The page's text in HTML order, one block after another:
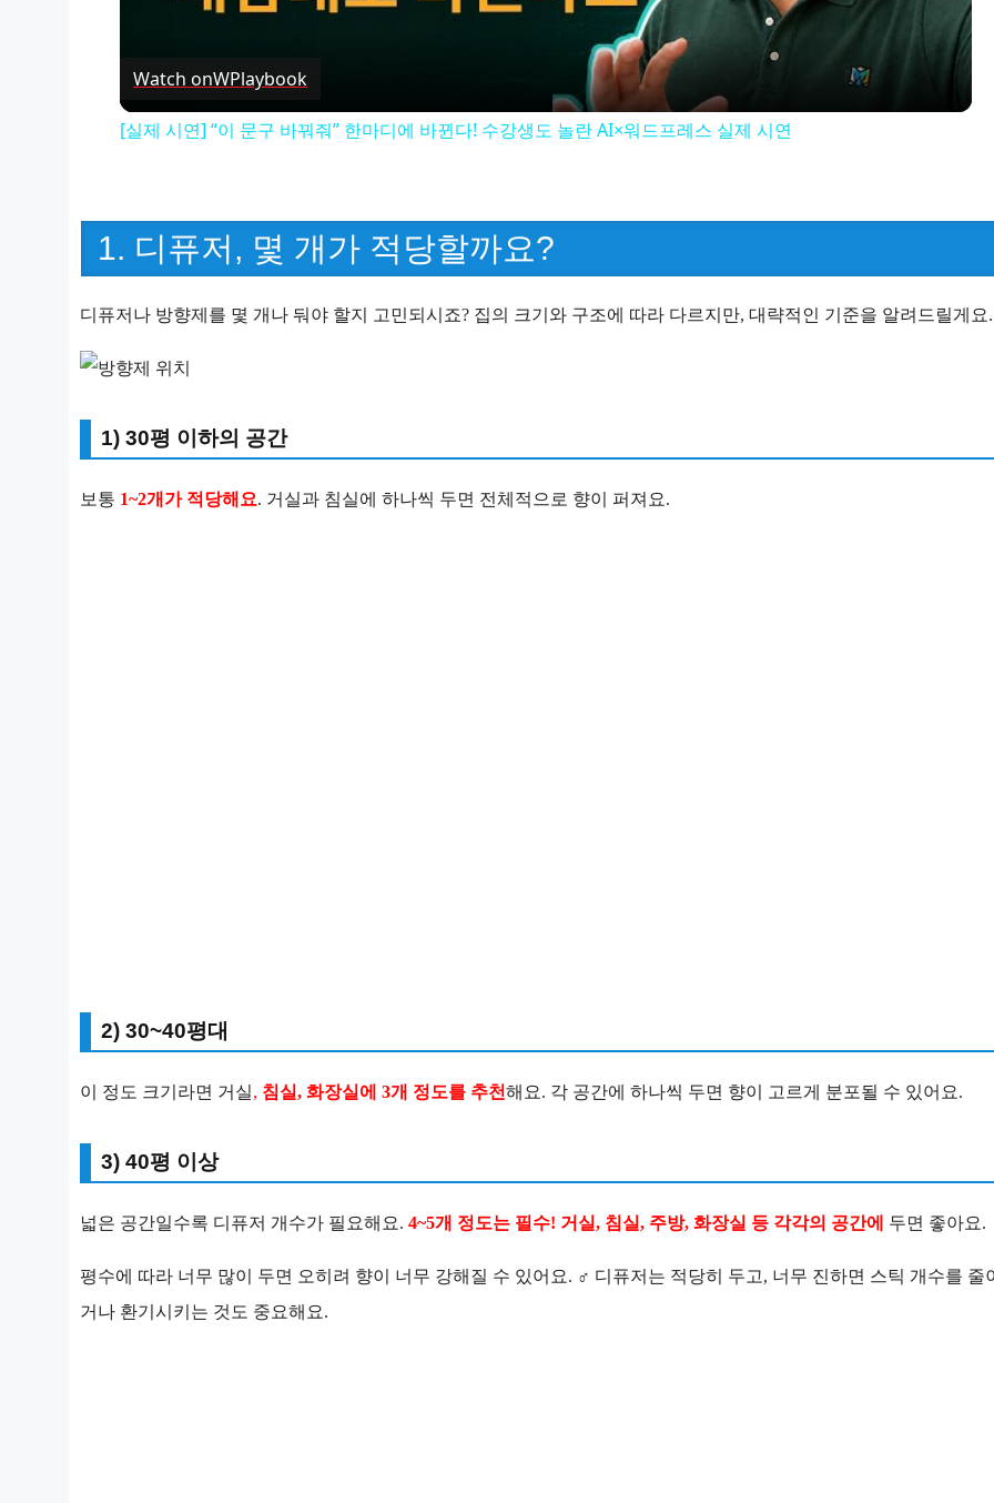
Watch onWPlaybook
[실제 시연] “이 문구 바꿔줘” 한마디에 바뀐다! 수강생도 놀란 AI×워드프레스 실제 시연
1. 디퓨저, 몇 개가 적당할까요?
디퓨저나 방향제를 몇 개나 둬야 할지 고민되시죠? 집의 크기와 구조에 따라 다르지만, 대략적인 기준을 알려드릴게요.
1) 30평 이하의 공간
보통 1~2개가 적당해요. 거실과 침실에 하나씩 두면 전체적으로 향이 퍼져요.
2) 30~40평대
이 정도 크기라면 거실, 침실, 화장실에 3개 정도를 추천해요. 각 공간에 하나씩 두면 향이 고르게 분포될 수 있어요.
3) 40평 이상
넓은 공간일수록 디퓨저 개수가 필요해요. 4~5개 정도는 필수! 거실, 침실, 주방, 화장실 등 각각의 공간에 두면 좋아요.
평수에 따라 너무 많이 두면 오히려 향이 너무 강해질 수 있어요. ‍♂️ 디퓨저는 적당히 두고, 너무 진하면 스틱 개수를 줄
거나 환기시키는 것도 중요해요.